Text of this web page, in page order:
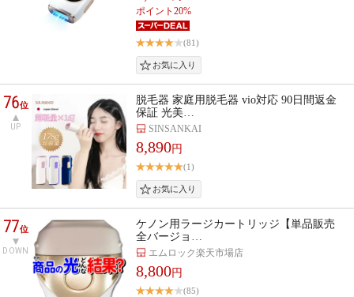
ポイント20%
(81)
76位
UP
脱毛器 家庭用脱毛器 vio対応 90日間返金
保証 光美…
SINSANKAI
8,890円
(1)
77位
DOWN
ケノン用ラージカートリッジ【単品販売
全バージョ…
エムロック楽天市場店
8,800円
(85)